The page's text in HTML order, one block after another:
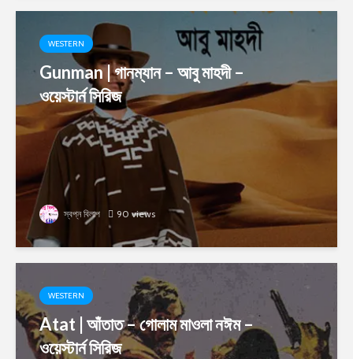
WESTERN
Gunman | গানম্যান – আবু মাহদী –
ওয়েস্টার্ন সিরিজ
স্বপ্ন বিলাপ 90 views
WESTERN
Atat | আঁতাত – গোলাম মাওলা নঈম –
ওয়েস্টার্ন সিরিজ